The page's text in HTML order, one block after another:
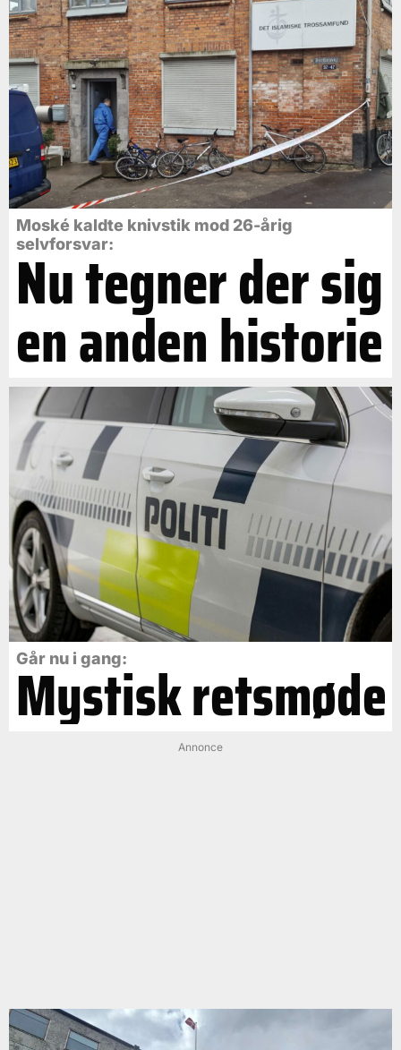
Moské kaldte knivstik mod 26-årig
selvforsvar:
Nu tegner der sig
en anden historie
Går nu i gang:
Mystisk retsmøde
Annonce